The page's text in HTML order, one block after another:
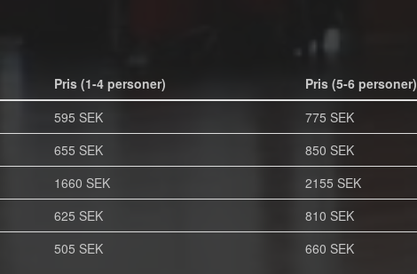
Pris (1-4 personer)
Pris (5-6 personer)
595 SEK
775 SEK
655 SEK
850 SEK
1660 SEK
2155 SEK
625 SEK
810 SEK
505 SEK 660 SEK